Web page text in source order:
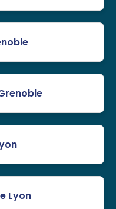
Lyon